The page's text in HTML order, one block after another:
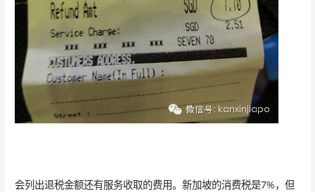
会列出退税金额还有服务收取的费用。新加坡的消费税是7%，但